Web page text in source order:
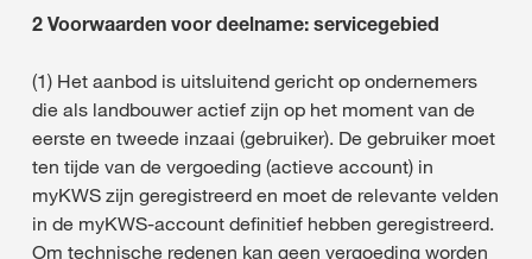
2 Voorwaarden voor deelname: servicegebied
(1) Het aanbod is uitsluitend gericht op ondernemers
die als landbouwer actief zijn op het moment van de
eerste en tweede inzaai (gebruiker). De gebruiker moet
ten tijde van de vergoeding (actieve account) in
myKWS zijn geregistreerd en moet de relevante velden
in de myKWS-account definitief hebben geregistreerd.
Om technische redenen kan geen vergoeding worden